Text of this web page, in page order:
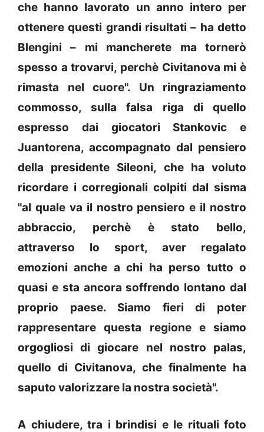
che hanno lavorato un anno intero per
ottenere questi grandi risultati – ha detto
Blengini – mi mancherete ma tornerò
spesso a trovarvi, perchè Civitanova mi è
rimasta nel cuore". Un ringraziamento
commosso, sulla falsa riga di quello
espresso dai giocatori Stankovic e
Juantorena, accompagnato dal pensiero
della presidente Sileoni, che ha voluto
ricordare i corregionali colpiti dal sisma
"al quale va il nostro pensiero e il nostro
abbraccio, perchè è stato bello,
attraverso lo sport, aver regalato
emozioni anche a chi ha perso tutto o
quasi e sta ancora soffrendo lontano dal
proprio paese. Siamo fieri di poter
rappresentare questa regione e siamo
orgogliosi di giocare nel nostro palas,
quello di Civitanova, che finalmente ha
saputo valorizzare la nostra società".
A chiudere, tra i brindisi e le rituali foto